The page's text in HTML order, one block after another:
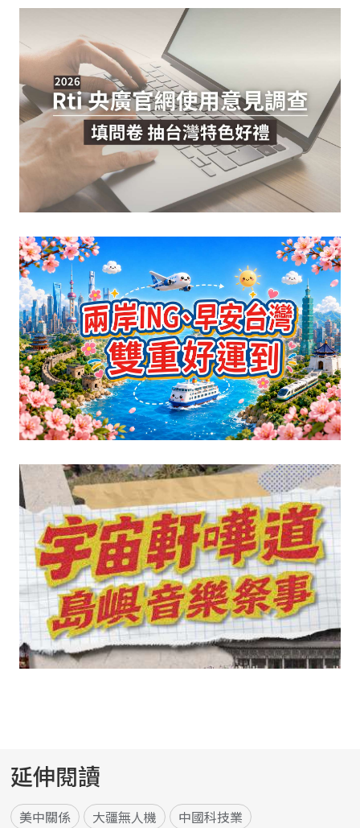
延伸閱讀
美中關係 大疆無人機 中國科技業